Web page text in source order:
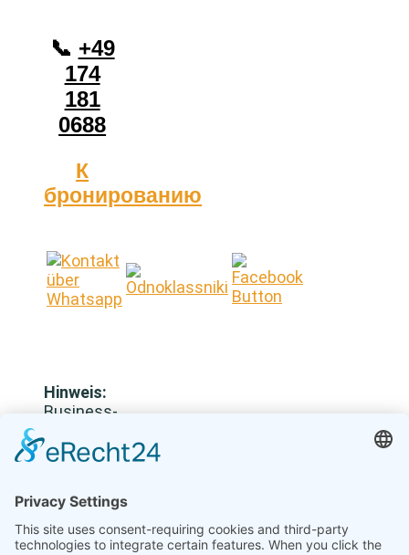
📞 +49
174
181
0688
К
бронированию
Hinweis:
Business-
dürfen
zu
sanktionierten
Sektoren